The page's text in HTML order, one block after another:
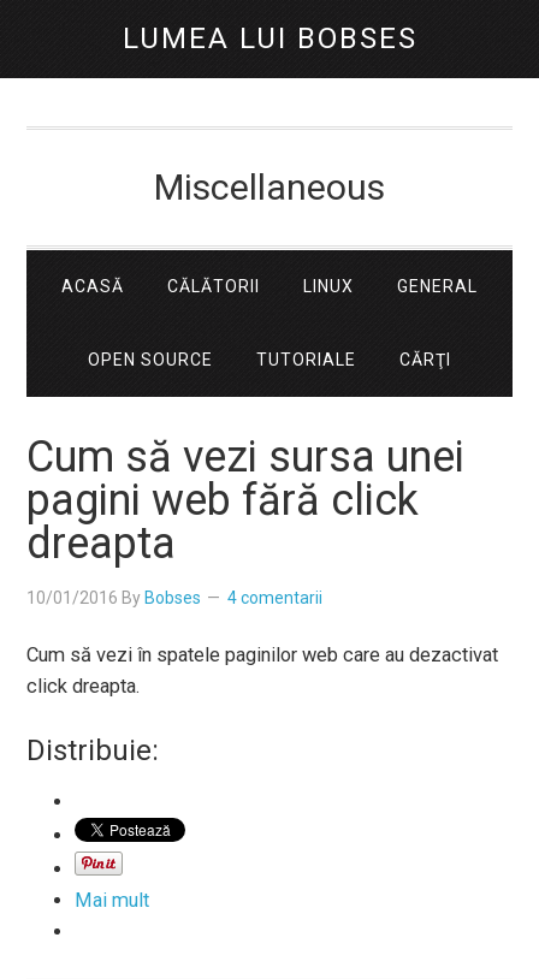
LUMEA LUI BOBSES
Miscellaneous
ACASĂ CĂLĂTORII LINUX GENERAL
OPEN SOURCE TUTORIALE CĂRŢI
Cum să vezi sursa unei
pagini web fără click
dreapta
10/01/2016 By Bobses 4 comentarii
Cum să vezi în spatele paginilor web care au dezactivat
click dreapta.
Distribuie:
Mai mult